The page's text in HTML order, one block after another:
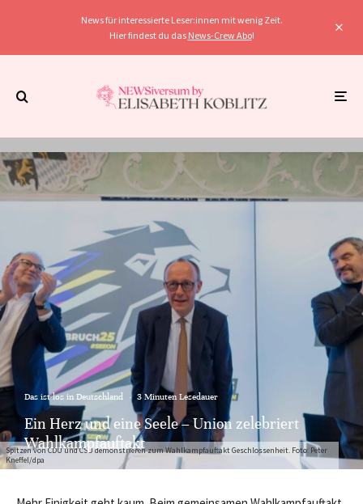
News für interessierte Leser:innen mit wenig Zeit.
Hier findest du das News-Crew Abo!
Spitzen von CDU und CSU demonstrieren zum Wahlkampfauftakt Geschlossenheit. Foto: Peter
Kneffel/dpa
Das ist los in Deutschland · 3 Minuten Lesedauer
Ein Herz und eine Seele – Union zelebriert
Wahlkampfauftakt